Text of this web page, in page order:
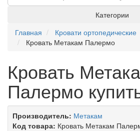
Категории
Главная
Кровати ортопедические
Кровать Метакам Палермо
Кровать
Палермо
Производитель: Метакам
Код товара: Кровать Метакам